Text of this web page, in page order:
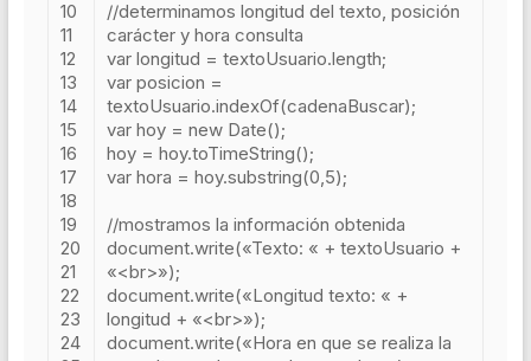
10
11
12
13
14
15
16
17
18
19
20
21
22
23
24
//determinamos longitud del texto, posición
carácter y hora consulta
var longitud = textoUsuario.length;
var posicion =
textoUsuario.indexOf(cadenaBuscar);
var hoy = new Date();
hoy = hoy.toTimeString();
var hora = hoy.substring(0,5);
//mostramos la información obtenida
document.write(«Texto: « + textoUsuario +
«<br>»);
document.write(«Longitud texto: « +
longitud + «<br>»);
document.write(«Hora en que se realiza la